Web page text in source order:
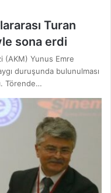
Turan
sona erdi
(AKM) Yunus Emre
duruşunda bulunulması
Törende…